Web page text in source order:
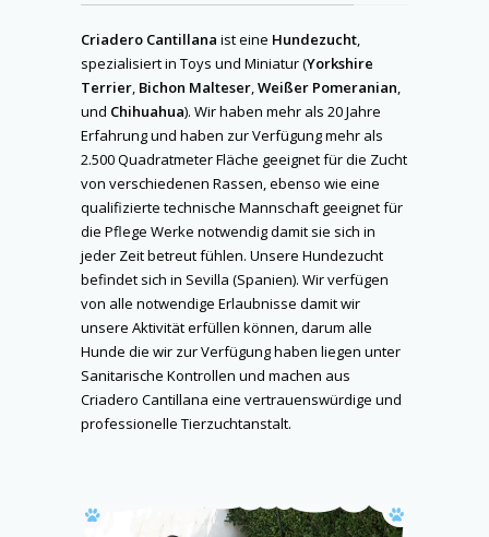
Criadero Cantillana ist eine Hundezucht,
spezialisiert in Toys und Miniatur (Yorkshire
Terrier, Bichon Malteser,Weißer Pomeranian,
und Chihuahua). Wir haben mehr als 20 Jahre
Erfahrung und haben zur Verfügung mehr als
2.500 Quadratmeter Fläche geeignet für die Zucht
von verschiedenen Rassen, ebenso wie eine
qualifizierte technische Mannschaft geeignet für
die Pflege Werke notwendig damit sie sich in
jeder Zeit betreut fühlen. Unsere Hundezucht
befindet sich in Sevilla (Spanien). Wir verfügen
von alle notwendige Erlaubnisse damit wir
unsere Aktivität erfüllen können, darum alle
Hunde die wir zur Verfügung haben liegen unter
Sanitarische Kontrollen und machen aus
Criadero Cantillana eine vertrauenswürdige und
professionelle Tierzuchtanstalt.